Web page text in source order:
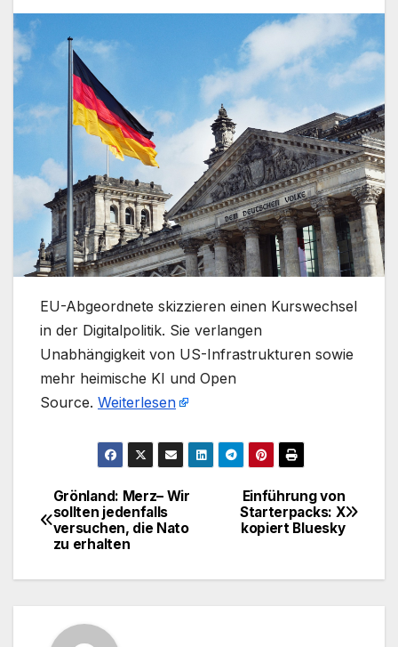
​EU-Abgeordnete skizzieren einen Kurswechsel
in der Digitalpolitik. Sie verlangen
Unabhängigkeit von US-Infrastrukturen sowie
mehr heimische KI und Open
Source. Weiterlesen
BeitragsnavigationEinführung von
Starterpacks: X
kopiert Bluesky
Grönland: Merz– Wir
sollten jedenfalls
versuchen, die Nato
zu erhalten